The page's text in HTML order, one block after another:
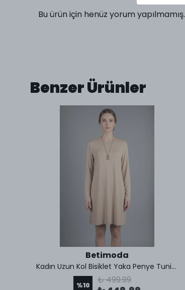
Bu ürün için henüz yorum yapılmamış.
Benzer Ürünler
Betimoda
Kadın Uzun Kol Bisiklet Yaka Penye Tunik Içlik
%10 ₺ 499.99